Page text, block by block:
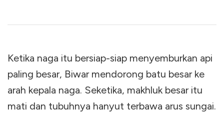
Ketika naga itu bersiap-siap menyemburkan api
paling besar, Biwar mendorong batu besar ke
arah kepala naga. Seketika, makhluk besar itu
mati dan tubuhnya hanyut terbawa arus sungai.